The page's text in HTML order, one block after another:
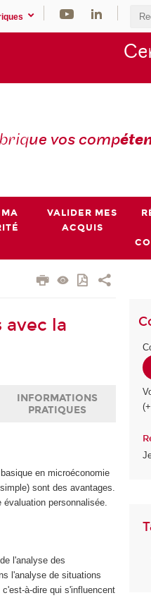
ue vos comp
VALIDER MES
ACQUIS
la
INFORMATIONS
PRATIQUES
en microéconomie
sont des avantages.
personnalisée.
l'analyse des
l'analyse de situations
à-dire qui s'influencent